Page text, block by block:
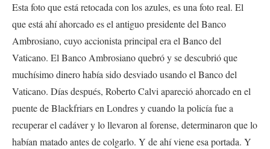
Esta foto que está retocada con los azules, es una foto real. El
que está ahí ahorcado es el antiguo presidente del Banco
Ambrosiano, cuyo accionista principal era el Banco del
Vaticano. El Banco Ambrosiano quebró y se descubrió que
muchísimo dinero había sido desviado usando el Banco del
Vaticano. Días después, Roberto Calvi apareció ahorcado en el
puente de Blackfriars en Londres y cuando la policía fue a
recuperar el cadáver y lo llevaron al forense, determinaron que lo
habían matado antes de colgarlo. Y de ahí viene esa portada. Y